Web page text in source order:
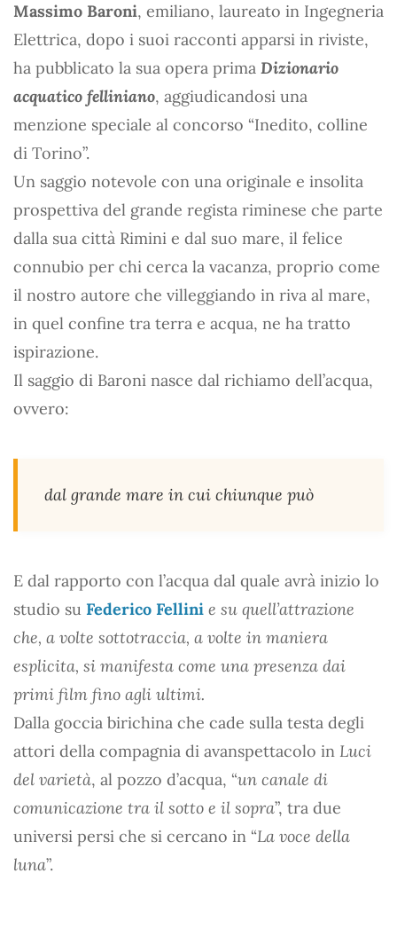
Massimo Baroni, emiliano, laureato in Ingegneria
Elettrica, dopo i suoi racconti apparsi in riviste,
ha pubblicato la sua opera prima Dizionario
acquatico felliniano, aggiudicandosi una
menzione speciale al concorso “Inedito, colline
di Torino”.
Un saggio notevole con una originale e insolita
prospettiva del grande regista riminese che parte
dalla sua città Rimini e dal suo mare, il felice
connubio per chi cerca la vacanza, proprio come
il nostro autore che villeggiando in riva al mare,
in quel confine tra terra e acqua, ne ha tratto
ispirazione.
Il saggio di Baroni nasce dal richiamo dell’acqua,
ovvero:
dal grande mare in cui chiunque può
E dal rapporto con l’acqua dal quale avrà inizio lo
studio su Federico Fellini e su quell’attrazione
che, a volte sottotraccia, a volte in maniera
esplicita, si manifesta come una presenza dai
primi film fino agli ultimi.
Dalla goccia birichina che cade sulla testa degli
attori della compagnia di avanspettacolo in Luci
del varietà, al pozzo d’acqua, “un canale di
comunicazione tra il sotto e il sopra”, tra due
universi persi che si cercano in “La voce della
luna”.